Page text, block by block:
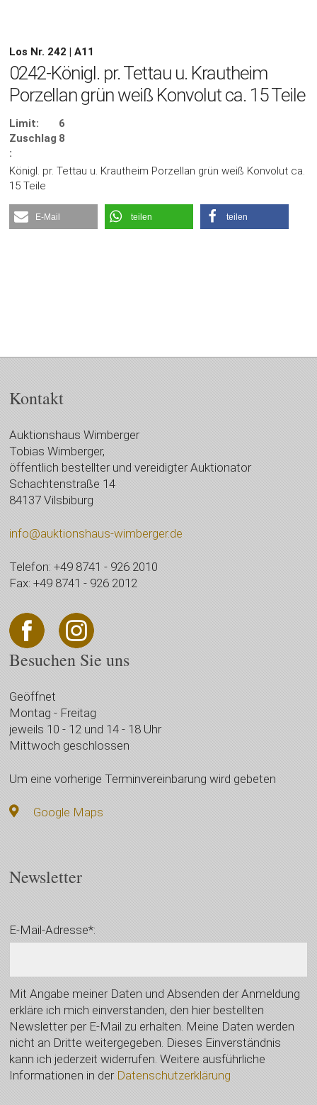
Los Nr. 242 | A11
0242-Königl. pr. Tettau u. Krautheim
Porzellan grün weiß Konvolut ca. 15 Teile
Limit:
6
Zuschlag
:
8
Königl. pr. Tettau u. Krautheim Porzellan grün weiß Konvolut ca.
15 Teile
E-Mail teilen teilen
Kontakt
Auktionshaus Wimberger
Tobias Wimberger,
öffentlich bestellter und vereidigter Auktionator
Schachtenstraße 14
84137 Vilsbiburg
info@auktionshaus-wimberger.de
Telefon: +49 8741 - 926 2010
Fax: +49 8741 - 926 2012
Besuchen Sie uns
Geöffnet
Montag - Freitag
jeweils 10 - 12 und 14 - 18 Uhr
Mittwoch geschlossen
Um eine vorherige Terminvereinbarung wird gebeten
Google Maps
Newsletter
E-Mail-Adresse*:
Mit Angabe meiner Daten und Absenden der Anmeldung
erkläre ich mich einverstanden, den hier bestellten
Newsletter per E-Mail zu erhalten. Meine Daten werden
nicht an Dritte weitergegeben. Dieses Einverständnis
kann ich jederzeit widerrufen. Weitere ausführliche
Informationen in der Datenschutzerklärung